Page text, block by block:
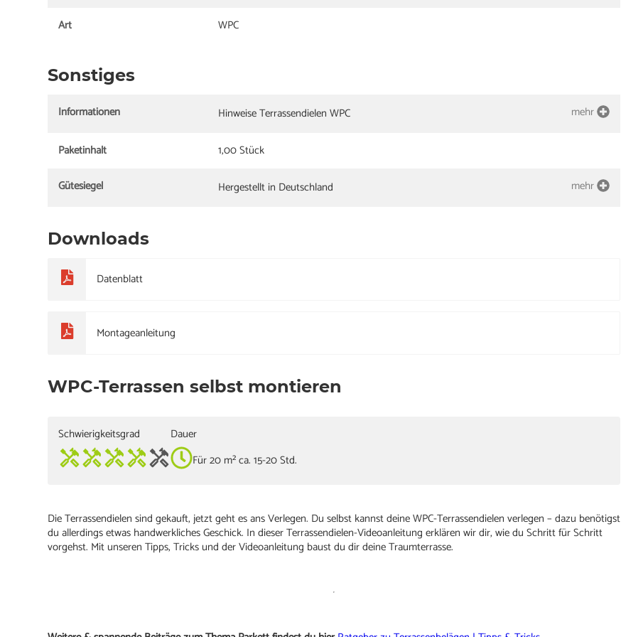
Art
WPC
Sonstiges
Informationen Hinweise Terrassendielen WPC mehr
Paketinhalt
1,00 Stück
Gütesiegel
Hergestellt in Deutschland mehr
Downloads
Datenblatt
Montageanleitung
WPC-Terrassen selbst montieren
Schwierigkeitsgrad
Dauer
Für 20 m² ca. 15-20 Std.
Die Terrassendielen sind gekauft, jetzt geht es ans Verlegen. Du selbst kannst deine WPC-Terrassendielen verlegen – dazu benötigst
du allerdings etwas handwerkliches Geschick. In dieser Terrassendielen-Videoanleitung erklären wir dir, wie du Schritt für Schritt
vorgehst. Mit unseren Tipps, Tricks und der Videoanleitung baust du dir deine Traumterrasse.